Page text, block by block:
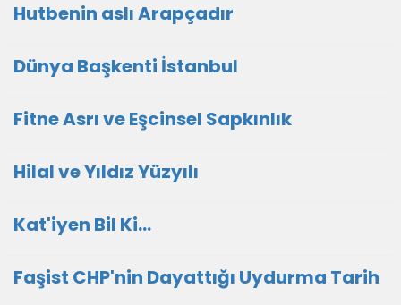
Hutbenin aslı Arapçadır
Dünya Başkenti İstanbul
Fitne Asrı ve Eşcinsel Sapkınlık
Hilal ve Yıldız Yüzyılı
Kat'iyen Bil Ki…
Faşist CHP'nin Dayattığı Uydurma Tarih